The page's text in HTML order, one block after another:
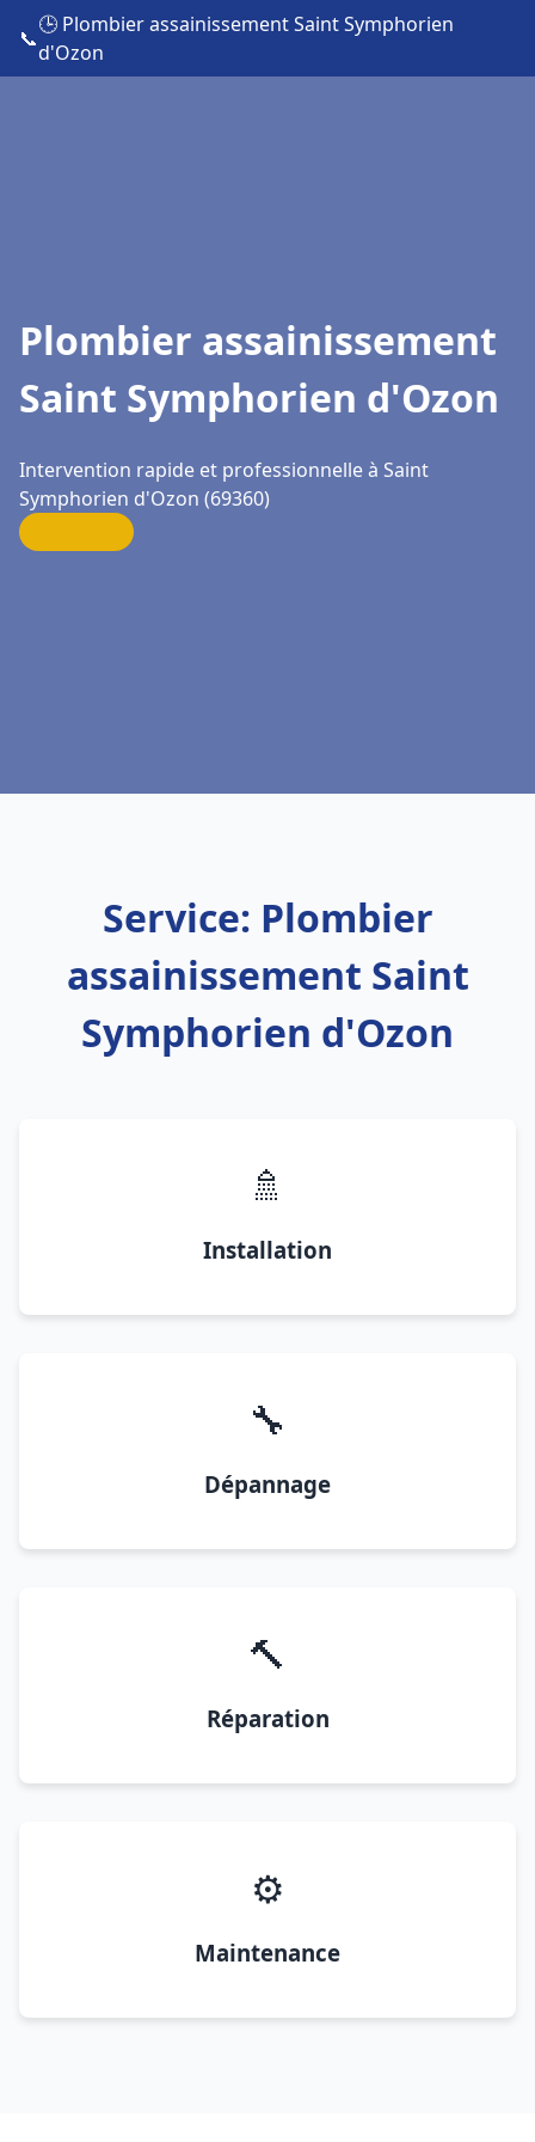
📞
🕒 Plombier assainissement Saint Symphorien
d'Ozon
Plombier assainissement
Saint Symphorien d'Ozon
Intervention rapide et professionnelle à Saint
Symphorien d'Ozon (69360)
Service: Plombier
assainissement Saint
Symphorien d'Ozon
🚿
Installation
🔧
Dépannage
🔨
Réparation
⚙️
Maintenance